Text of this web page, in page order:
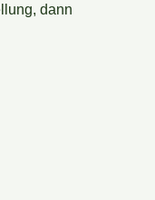
dann